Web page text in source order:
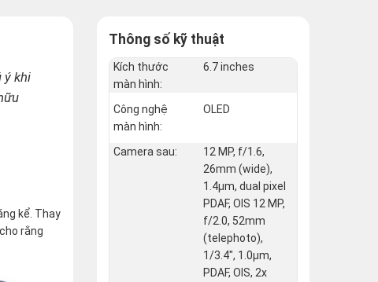
ý khi
kể. Thay
rằng
Thông số kỹ thuật
Kích thước
màn hình:
6.7 inches
Công nghệ
màn hình:
OLED
Camera sau:
12 MP, f/1.6,
26mm (wide),
1.4µm, dual pixel
PDAF, OIS 12 MP,
f/2.0, 52mm
(telephoto),
1/3.4", 1.0µm,
PDAF, OIS, 2x